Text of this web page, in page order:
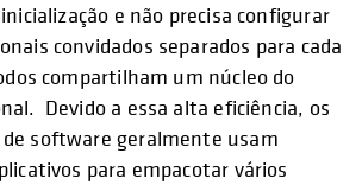
e não precisa configurar
convidados separados para cada
compartilham um núcleo do
Devido a essa alta eficiência, os
de software geralmente usam
para empacotar vários